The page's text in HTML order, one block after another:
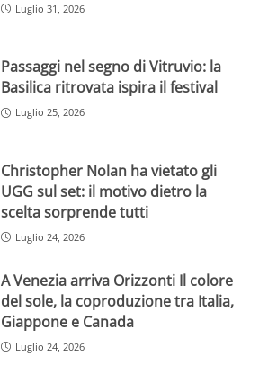
Luglio 31, 2026
Passaggi nel segno di Vitruvio: la
Basilica ritrovata ispira il festival
Luglio 25, 2026
Christopher Nolan ha vietato gli
UGG sul set: il motivo dietro la
scelta sorprende tutti
Luglio 24, 2026
A Venezia arriva Orizzonti Il colore
del sole, la coproduzione tra Italia,
Giappone e Canada
Luglio 24, 2026